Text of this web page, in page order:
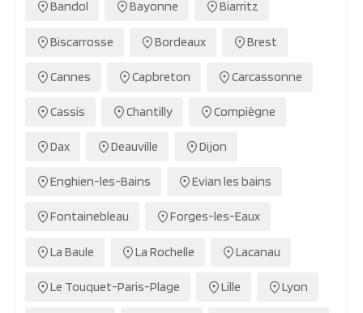
Bandol Bayonne Biarritz
Biscarrosse Bordeaux Brest
Cannes Capbreton Carcassonne
Cassis Chantilly Compiègne
Dax Deauville Dijon
Enghien-les-Bains Evian les bains
Fontainebleau Forges-les-Eaux
La Baule La Rochelle Lacanau
Le Touquet-Paris-Plage Lille Lyon